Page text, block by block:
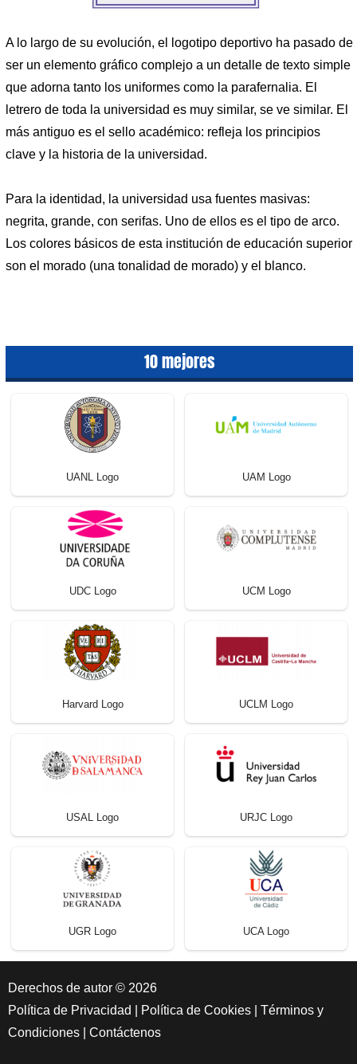
A lo largo de su evolución, el logotipo deportivo ha pasado de
ser un elemento gráfico complejo a un detalle de texto simple
que adorna tanto los uniformes como la parafernalia. El
letrero de toda la universidad es muy similar, se ve similar. El
más antiguo es el sello académico: refleja los principios
clave y la historia de la universidad.
Para la identidad, la universidad usa fuentes masivas:
negrita, grande, con serifas. Uno de ellos es el tipo de arco.
Los colores básicos de esta institución de educación superior
son el morado (una tonalidad de morado) y el blanco.
10 mejores
UANL Logo UAM Logo
UDC Logo UCM Logo
Harvard Logo UCLM Logo
USAL Logo URJC Logo
UGR Logo UCA Logo
Derechos de autor © 2026
Política de Privacidad
Política de Cookies
Términos y
Condiciones
Contáctenos